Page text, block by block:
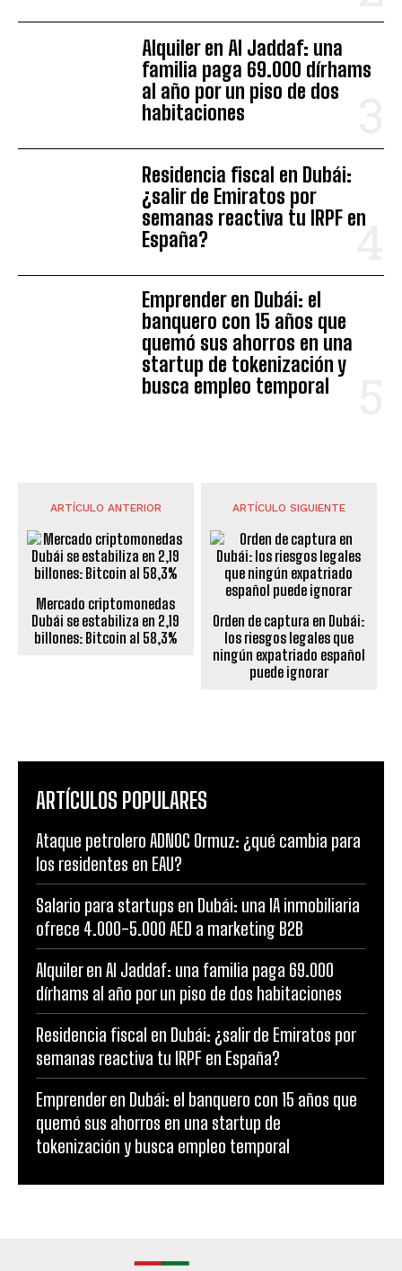
Alquiler en Al Jaddaf: una
familia paga 69.000 dírhams
al año por un piso de dos
habitaciones
Residencia fiscal en Dubái:
¿salir de Emiratos por
semanas reactiva tu IRPF en
España?
Emprender en Dubái: el
banquero con 15 años que
quemó sus ahorros en una
startup de tokenización y
busca empleo temporal
ARTÍCULO ANTERIOR
Mercado criptomonedas
Dubái se estabiliza en 2,19
billones: Bitcoin al 58,3%
ARTÍCULO SIGUIENTE
Orden de captura en Dubái:
los riesgos legales que
ningún expatriado español
puede ignorar
ARTÍCULOS POPULARES
Ataque petrolero ADNOC Ormuz: ¿qué cambia para
los residentes en EAU?
Salario para startups en Dubái: una IA inmobiliaria
ofrece 4.000-5.000 AED a marketing B2B
Alquiler en Al Jaddaf: una familia paga 69.000
dírhams al año por un piso de dos habitaciones
Residencia fiscal en Dubái: ¿salir de Emiratos por
semanas reactiva tu IRPF en España?
Emprender en Dubái: el banquero con 15 años que
quemó sus ahorros en una startup de
tokenización y busca empleo temporal